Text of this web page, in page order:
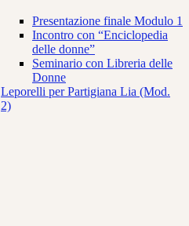
Presentazione finale Modulo 1
Incontro con “Enciclopedia
delle donne”
Seminario con Libreria delle
Donne
Leporelli per Partigiana Lia (Mod.
2)